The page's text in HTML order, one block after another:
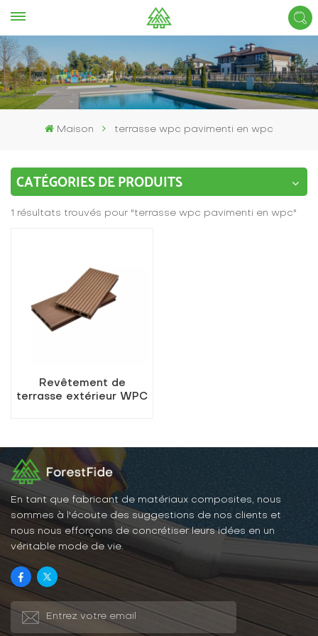
Maison terrasse wpc pavimenti en wpc
CATÉGORIES DE PRODUITS
1 résultats trouvés pour "terrasse wpc pavimenti en wpc"
Revêtement de
terrasse extérieur WPC
En tant que fabricant de matériaux composites, nous
sommes à l'écoute des suggestions de nos clients et
nous nous efforçons de concrétiser leurs idées en un
véritable mode de vie.